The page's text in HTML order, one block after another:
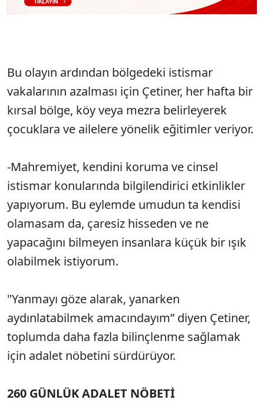
Bu olayın ardından bölgedeki istismar
vakalarının azalması için Çetiner, her hafta bir
kırsal bölge, köy veya mezra belirleyerek
çocuklara ve ailelere yönelik eğitimler veriyor.
-Mahremiyet, kendini koruma ve cinsel
istismar konularında bilgilendirici etkinlikler
yapıyorum. Bu eylemde umudun ta kendisi
olamasam da, çaresiz hisseden ve ne
yapacağını bilmeyen insanlara küçük bir ışık
olabilmek istiyorum.
"Yanmayı göze alarak, yanarken
aydınlatabilmek amacındayım” diyen Çetiner,
toplumda daha fazla bilinçlenme sağlamak
için adalet nöbetini sürdürüyor.
260 GÜNLÜK ADALET NÖBETİ